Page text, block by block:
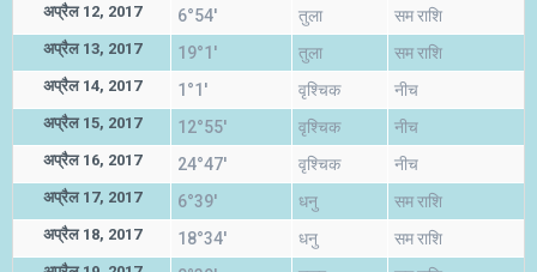
अप्रैल 12, 2017 6°54' तुला सम राशि
अप्रैल 13, 2017 19°1' तुला सम राशि
अप्रैल 14, 2017 1°1' वृश्चिक नीच
अप्रैल 15, 2017 12°55' वृश्चिक नीच
अप्रैल 16, 2017 24°47' वृश्चिक नीच
अप्रैल 17, 2017 6°39' धनु सम राशि
अप्रैल 18, 2017 18°34' धनु सम राशि